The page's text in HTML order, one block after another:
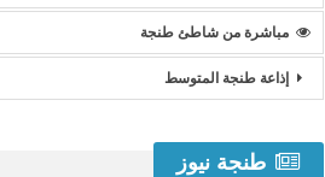
مباشرة من شاطئ طنجة
إذاعة طنجة المتوسط
طنجة نيوز